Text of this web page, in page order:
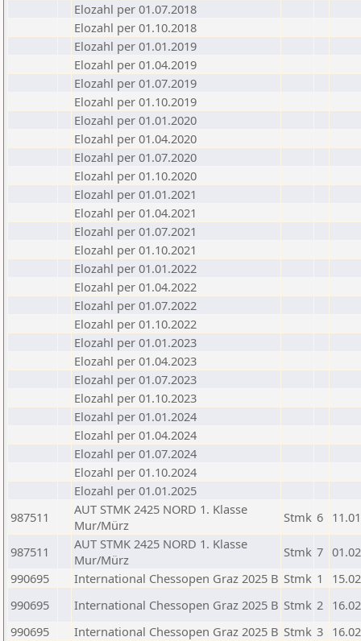
Elozahl per 01.07.2018
Elozahl per 01.10.2018
Elozahl per 01.01.2019
Elozahl per 01.04.2019
Elozahl per 01.07.2019
Elozahl per 01.10.2019
Elozahl per 01.01.2020
Elozahl per 01.04.2020
Elozahl per 01.07.2020
Elozahl per 01.10.2020
Elozahl per 01.01.2021
Elozahl per 01.04.2021
Elozahl per 01.07.2021
Elozahl per 01.10.2021
Elozahl per 01.01.2022
Elozahl per 01.04.2022
Elozahl per 01.07.2022
Elozahl per 01.10.2022
Elozahl per 01.01.2023
Elozahl per 01.04.2023
Elozahl per 01.07.2023
Elozahl per 01.10.2023
Elozahl per 01.01.2024
Elozahl per 01.04.2024
Elozahl per 01.07.2024
Elozahl per 01.10.2024
Elozahl per 01.01.2025
987511
AUT STMK 2425 NORD 1. Klasse
Mur/Mürz
Stmk 6
987511
AUT STMK 2425 NORD 1. Klasse
Mur/Mürz
Stmk 7
990695
International Chessopen Graz 2025 B Stmk 1
990695
International Chessopen Graz 2025 B Stmk 2
990695
International Chessopen Graz 2025 B Stmk 3